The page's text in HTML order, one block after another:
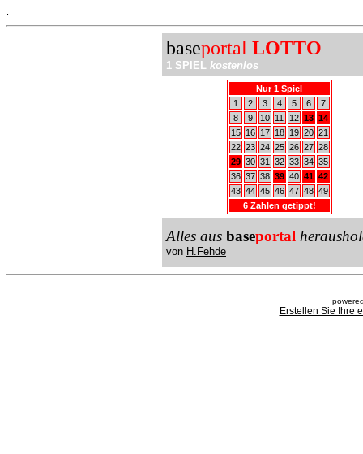
baseportal LOTTO
1 SPIEL kostenlos
Nur 1 Spiel
1
2 3 4 5 6
7
8
9 10 11 12 13 14
15
16 17 18 19 20 21
22 23 24 25 26 27 28
29 30 31 32 33 34 35
36 37 38 39 40 41 42
43 44 45 46 47 48 49
6 Zahlen getippt!
Alles aus baseportal
von H.Fehde
Erstellen Sie Ihre